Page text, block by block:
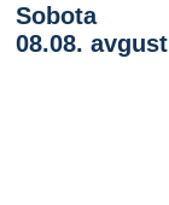
Sobota
08.08. avgust